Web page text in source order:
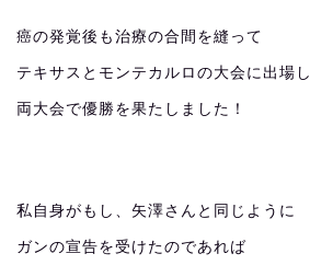
癌の発覚後も治療の合間を縫って
テキサスとモンテカルロの大会に出場し
両大会で優勝を果たしました！
私自身がもし、矢澤さんと同じように
ガンの宣告を受けたのであれば